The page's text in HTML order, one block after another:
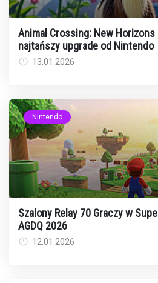
Animal Crossing: New
najtańszy upgrade od Nintendo
13.01.2026
Nintendo
Szalony Relay 70 Graczy w
AGDQ 2026
12.01.2026